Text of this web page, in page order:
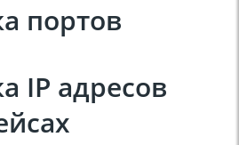
портов
IP адресов